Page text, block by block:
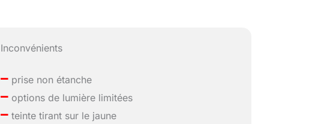
Inconvénients
– prise non étanche
– options de lumière limitées
– teinte tirant sur le jaune